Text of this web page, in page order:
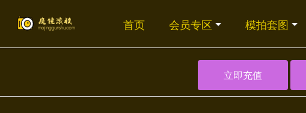
首页 会员专区 模拍套图
立即充值